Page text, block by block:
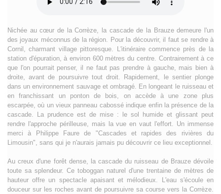
Nichée au cœur de la Corrèze, la cascade de la Brauze demeure l'un
des joyaux méconnus de la région. Pour la découvrir, il faut se rendre à
Cornil, charmant village pittoresque. L'itinéraire commence près de la
station d'épuration, à environ 600 mètres du centre. Contrairement à ce
que l'on pourrait penser, il ne faut pas prendre à gauche, mais bien à
droite, avant de poursuivre tout droit. Rapidement, le sentier plonge
dans un environnement sauvage et ombragé. En longeant le ruisseau et
en franchissant un ponton de bois, on accède à une zone plus
escarpée, où un vieux panneau cabossé indique enfin la présence de la
cascade. La prudence est de mise : le sol humide et glissant peut
rendre l'approche périlleuse, mais la vue en vaut l'effort. Un immense
merci à Philippe Faure de "Cascades et rapides des rivières du
Limousin", sans qui je n'aurais jamais pu découvrir ce lieu exceptionnel.
Au creux d'une forêt dense, la cascade du ruisseau de Brauze dévoile
toute sa splendeur. Ce toboggan naturel d'une trentaine de mètres de
hauteur offre un spectacle apaisant et mélodieux. L'eau s'écoule en
douceur sur les roches avant de poursuivre sa course vers la Corrèze.